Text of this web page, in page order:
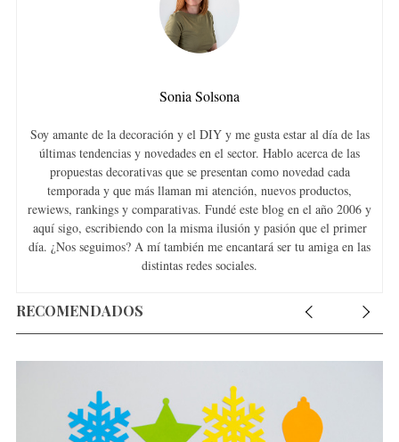
Sonia Solsona
Soy amante de la decoración y el DIY y me gusta estar al día de las
últimas tendencias y novedades en el sector. Hablo acerca de las
propuestas decorativas que se presentan como novedad cada
temporada y que más llaman mi atención, nuevos productos,
rewiews, rankings y comparativas. Fundé este blog en el año 2006 y
aquí sigo, escribiendo con la misma ilusión y pasión que el primer
día. ¿Nos seguimos? A mí también me encantará ser tu amiga en las
distintas redes sociales.
RECOMENDADOS